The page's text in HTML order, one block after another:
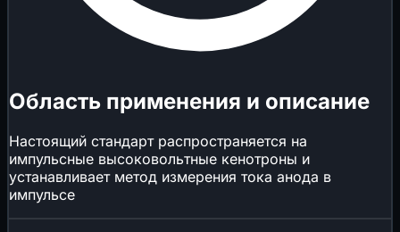
Область применения и описание
Настоящий стандарт распространяется на
импульсные высоковольтные кенотроны и
устанавливает метод измерения тока анода в
импульсе